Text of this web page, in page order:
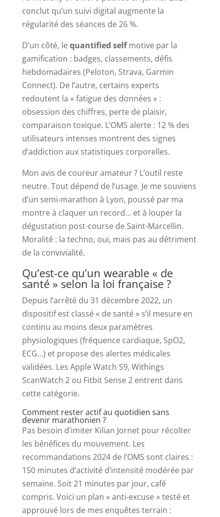
conclut qu’un suivi digital augmente la
régularité des séances de 26 %.
D’un côté, lequantified selfmotive par la
gamification : badges, classements, défis
hebdomadaires (Peloton, Strava, Garmin
Connect). De l’autre, certains experts
redoutent la « fatigue des données » :
obsession des chiffres, perte de plaisir,
comparaison toxique. L’OMS alerte : 12 % des
utilisateurs intenses montrent des signes
d’addiction aux statistiques corporelles.
Mon avis de coureur amateur ? L’outil reste
neutre. Tout dépend de l’usage. Je me souviens
d’un semi-marathon à Lyon, poussé par ma
montre à claquer un record… et à louper la
dégustation post-course de Saint-Marcellin.
Moralité : la techno, oui, mais pas au détriment
de la convivialité.
Qu’est-ce qu’un wearable « de
santé » selon la loi française ?
Depuis l’arrêté du 31 décembre 2022, un
dispositif est classé « de santé » s’il mesure en
continu au moins deux paramètres
physiologiques (fréquence cardiaque, SpO2,
ECG…) et propose des alertes médicales
validées. Les Apple Watch S9, Withings
ScanWatch 2 ou Fitbit Sense 2 entrent dans
cette catégorie.
Comment rester actif au quotidien sans
devenir marathonien ?
Pas besoin d’imiter Kilian Jornet pour récolter
les bénéfices du mouvement. Les
recommandations 2024 de l’OMS sont claires :
150 minutes d’activité d’intensité modérée par
semaine. Soit 21 minutes par jour, café
compris. Voici un plan « anti-excuse » testé et
approuvé lors de mes enquêtes terrain :